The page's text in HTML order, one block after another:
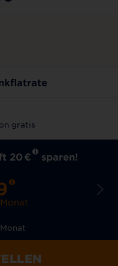
gratis
20 € sparen!